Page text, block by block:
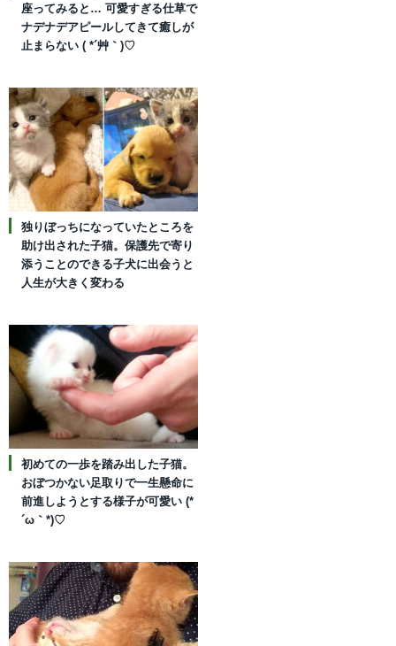
座ってみると… 可愛すぎる仕草で
ナデナデアピールしてきて癒しが
止まらない ( *´艸｀)♡
独りぼっちになっていたところを
助け出された子猫。保護先で寄り
添うことのできる子犬に出会うと
人生が大きく変わる
初めての一歩を踏み出した子猫。
おぼつかない足取りで一生懸命に
前進しようとする様子が可愛い (*
´ω｀*)♡